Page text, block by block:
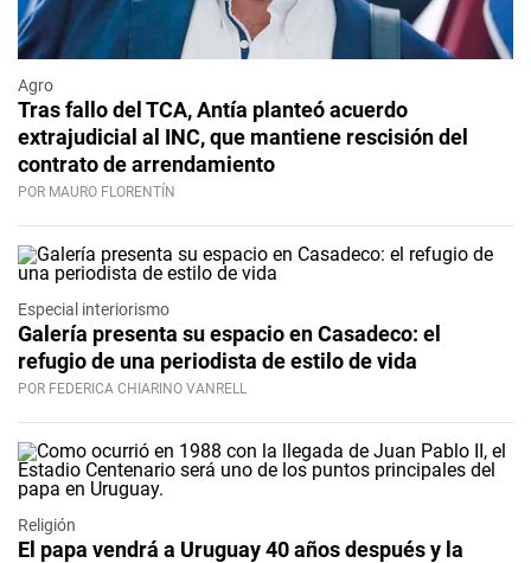
Agro
Tras fallo del TCA, Antía planteó acuerdo
extrajudicial al INC, que mantiene rescisión del
contrato de arrendamiento
POR MAURO FLORENTÍN
Especial interiorismo
Galería presenta su espacio en Casadeco: el
refugio de una periodista de estilo de vida
POR FEDERICA CHIARINO VANRELL
Religión
El papa vendrá a Uruguay 40 años después y la